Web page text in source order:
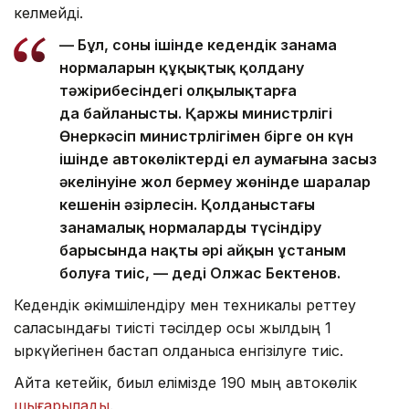
келмейді.
— Бұл, соның ішінде кедендік заңнама
нормаларын құқықтық қолдану
тәжірибесіндегі олқылықтарға
да байланысты. Қаржы министрлігі
Өнеркәсіп министрлігімен бірге он күн
ішінде автокөліктердің ел аумағына заңсыз
әкелінуіне жол бермеу жөнінде шаралар
кешенін әзірлесін. Қолданыстағы
заңнамалық нормаларды түсіндіру
барысында нақты әрі айқын ұстаным
болуға тиіс, — деді Олжас Бектенов.
Кедендік әкімшілендіру мен техникалық реттеу
саласындағы тиісті тәсілдер осы жылдың 1
қыркүйегінен бастап қолданысқа енгізілуге тиіс.
Айта кетейік, биыл елімізде 190 мың автокөлік